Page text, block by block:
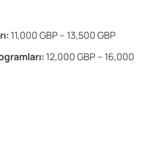
11,000 GBP – 13,500 GBP
12,000 GBP – 16,000